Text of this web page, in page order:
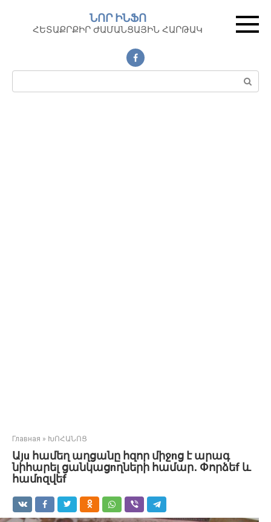
контенту
ՆՈՐ ԻՆՖՈ
ՀԵՏԱՔՐՔԻՐ ԺԱՄԱՆՑԱՅԻՆ ՀԱՐԹԱԿ
Поиск:
Главная » ԽՈՀԱՆՈՑ
Այu համեղ աղցանը հզոր միջnց է արագ
նիհարել ցանկացnղների համար․ Փորձեf և
համnզվեf